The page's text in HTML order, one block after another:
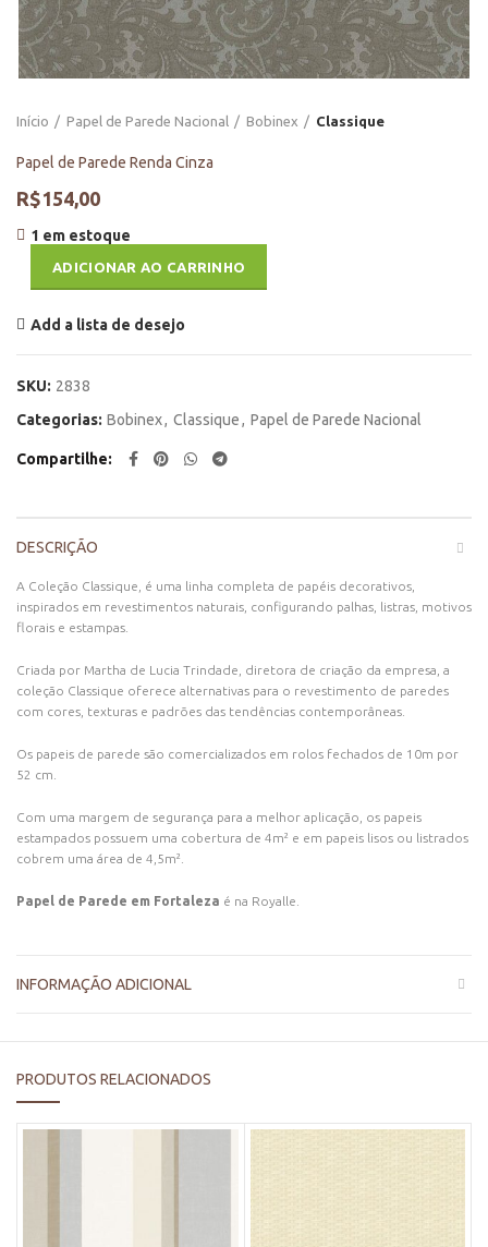
Início Papel de Parede Nacional Bobinex Classique
Papel de Parede Renda Cinza
R$154,00
1 em estoque
ADICIONAR AO CARRINHO
Add a lista de desejo
SKU: 2838
Categorias: Bobinex, Classique, Papel de Parede Nacional
Compartilhe
DESCRIÇÃO
A Coleção Classique, é uma linha completa de papéis decorativos,
inspirados em revestimentos naturais, configurando palhas, listras, motivos
florais e estampas.
Criada por Martha de Lucia Trindade, diretora de criação da empresa, a
coleção Classique oferece alternativas para o revestimento de paredes
com cores, texturas e padrões das tendências contemporâneas.
Os papeis de parede são comercializados em rolos fechados de 10m por
52 cm.
Com uma margem de segurança para a melhor aplicação, os papeis
estampados possuem uma cobertura de 4m² e em papeis lisos ou listrados
cobrem uma área de 4,5m².
Papel de Parede em Fortaleza é na Royalle.
INFORMAÇÃO ADICIONAL
PRODUTOS RELACIONADOS